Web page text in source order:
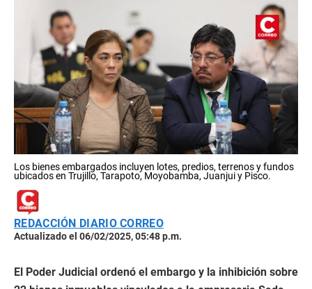
Los bienes embargados incluyen lotes, predios, terrenos y fundos
ubicados en Trujillo, Tarapoto, Moyobamba, Juanjui y Pisco.
REDACCIÓN DIARIO CORREO
Actualizado el 06/02/2025, 05:48 p.m.
El Poder Judicial ordenó el embargo y la inhibición sobre